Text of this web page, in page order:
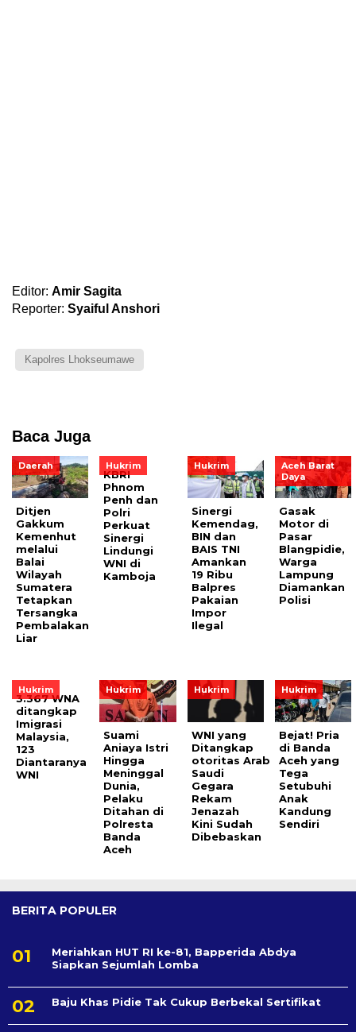
Editor: Amir Sagita
Reporter: Syaiful Anshori
Kapolres Lhokseumawe
Baca Juga
Daerah
Ditjen
Gakkum
Kemenhut
melalui
Balai
Wilayah
Sumatera
Tetapkan
Tersangka
Pembalakan
Liar
Hukrim
KBRI
Phnom
Penh dan
Polri
Perkuat
Sinergi
Lindungi
WNI di
Kamboja
Hukrim
Sinergi
Kemendag,
BIN dan
BAIS TNI
Amankan
19 Ribu
Balpres
Pakaian
Impor
Ilegal
Aceh Barat
Daya
Gasak
Motor di
Pasar
Blangpidie,
Warga
Lampung
Diamankan
Polisi
Hukrim
3.367 WNA
ditangkap
Imigrasi
Malaysia,
123
Diantaranya
WNI
Hukrim
Suami
Aniaya Istri
Hingga
Meninggal
Dunia,
Pelaku
Ditahan di
Polresta
Banda
Aceh
Hukrim
WNI yang
Ditangkap
otoritas Arab
Saudi
Gegara
Rekam
Jenazah
Kini Sudah
Dibebaskan
Hukrim
Bejat! Pria
di Banda
Aceh yang
Tega
Setubuhi
Anak
Kandung
Sendiri
BERITA POPULER
Meriahkan HUT RI ke-81, Bapperida Abdya
Siapkan Sejumlah Lomba
Baju Khas Pidie Tak Cukup Berbekal Sertifikat